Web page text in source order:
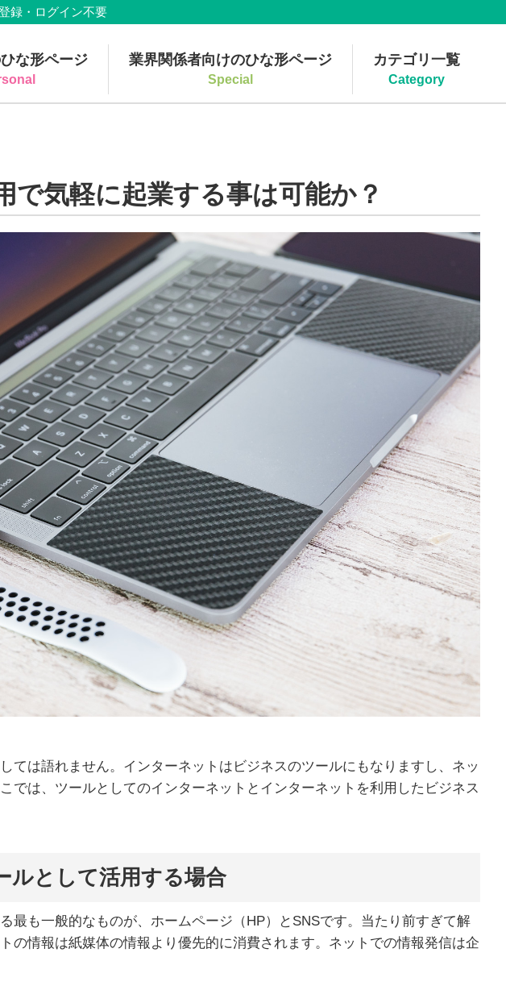
録・ログイン不要
な形ページ 業界関係者向けのひな形ページ
Special
カテゴリ一覧
Category
で気軽に起業する事は可能か？
ては語れません。インターネットはビジネスのツールにもなりますし、ネッ
では、ツールとしてのインターネットとインターネットを利用したビジネス
ルとして活用する場合
最も一般的なものが、ホームページ（HP）とSNSです。当たり前すぎて解
の情報は紙媒体の情報より優先的に消費されます。ネットでの情報発信は企